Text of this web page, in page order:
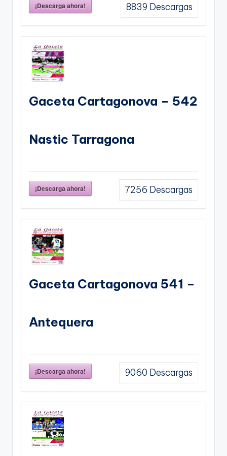
¡Descarga ahora! 8839 Descargas
Gaceta Cartagonova – 542
Nastic Tarragona
¡Descarga ahora! 7256 Descargas
Gaceta Cartagonova 541 –
Antequera
¡Descarga ahora! 9060 Descargas